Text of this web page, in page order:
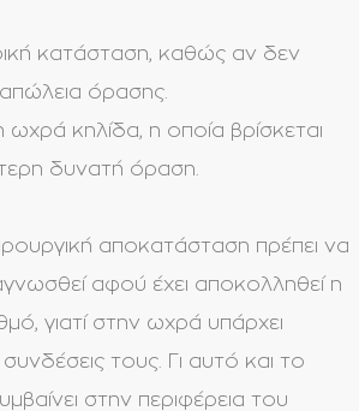
κατάσταση, καθώς αν δεν
απώλεια όρασης.
ωχρά κηλίδα, η οποία βρίσκεται
δυνατή όραση.
αποκατάσταση πρέπει να
αφού έχει αποκολληθεί η
γιατί στην ωχρά υπάρχει
τους. Γι αυτό και το
στην περιφέρεια του